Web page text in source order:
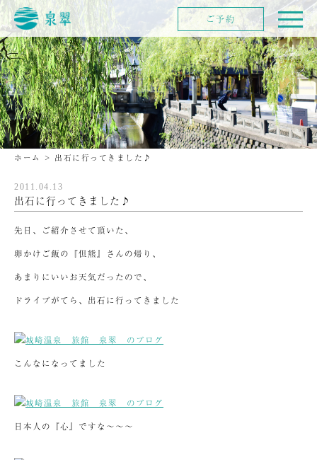
ホーム > 出石に行ってきました♪
2011.04.13
出石に行ってきました♪
先日、ご紹介させて頂いた、
卵かけご飯の『但熊』さんの帰り、
あまりにいいお天気だったので、
ドライブがてら、出石に行ってきました
こんなになってました
日本人の『心』ですな～～～
ご予約